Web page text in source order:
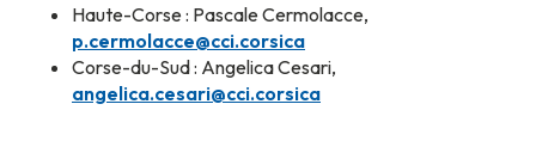
Haute-Corse : Pascale Cermolacce,
p.cermolacce@cci.corsica
Corse-du-Sud : Angelica Cesari,
angelica.cesari@cci.corsica